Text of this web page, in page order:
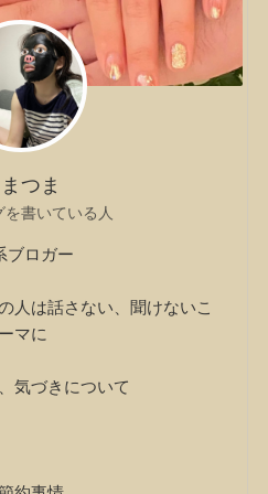
つま
を書いている人
ブロガー
人は話さない、聞けないこ
マに
気づきについて